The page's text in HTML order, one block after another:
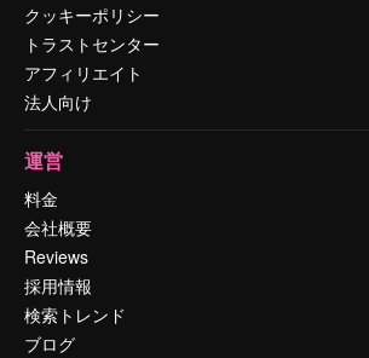
クッキーポリシー
トラストセンター
アフィリエイト
法人向け
運営
料金
会社概要
Reviews
採用情報
検索トレンド
ブログ